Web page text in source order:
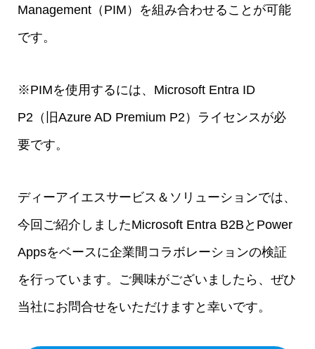
Management（PIM）を組み合わせることが可能
です。
※PIMを使用するには、Microsoft Entra ID
P2（旧Azure AD Premium P2）ライセンスが必
要です。
ディーアイエスサービス＆ソリューションでは、
今回ご紹介しましたMicrosoft Entra B2BとPower
Appsをベースに企業間コラボレーションの検証
を行っています。ご興味がございましたら、ぜひ
当社にお問合せをいただけますと幸いです。